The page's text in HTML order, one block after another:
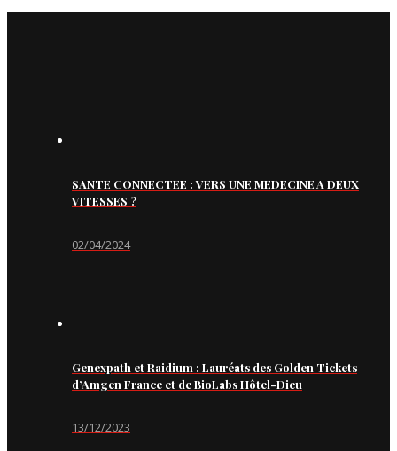
SANTE CONNECTEE : VERS UNE MEDECINE A DEUX
VITESSES ?
02/04/2024
Genexpath et Raidium : Lauréats des Golden Tickets
d’Amgen France et de BioLabs Hôtel-Dieu
13/12/2023